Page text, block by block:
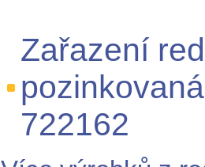
Zařazení
722162